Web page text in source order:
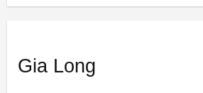
Gia Long